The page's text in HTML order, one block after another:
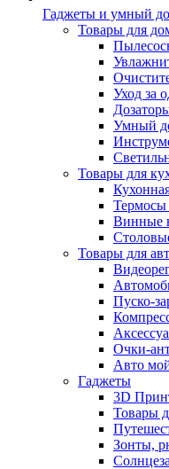
Гаджеты и умный
Товары для
Уход за
Умный
Товары для
Термосы
Винные
Товары для
Пуско-
Очки-
Авто
Гаджеты
3D
Товары
Зонты,